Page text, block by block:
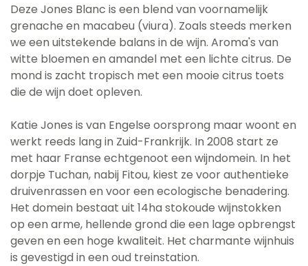
Deze Jones Blanc is een blend van voornamelijk
grenache en macabeu (viura). Zoals steeds merken
we een uitstekende balans in de wijn. Aroma's van
witte bloemen en amandel met een lichte citrus. De
mond is zacht tropisch met een mooie citrus toets
die de wijn doet opleven.
Katie Jones is van Engelse oorsprong maar woont en
werkt reeds lang in Zuid-Frankrijk. In 2008 start ze
met haar Franse echtgenoot een wijndomein. In het
dorpje Tuchan, nabij Fitou, kiest ze voor authentieke
druivenrassen en voor een ecologische benadering.
Het domein bestaat uit 14ha stokoude wijnstokken
op een arme, hellende grond die een lage opbrengst
geven en een hoge kwaliteit. Het charmante wijnhuis
is gevestigd in een oud treinstation.